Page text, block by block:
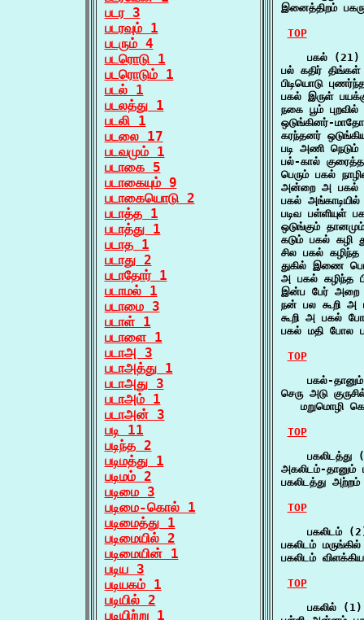
படர 3
படரவும் 1
படரும் 4
படரொடு 1
படரொடும் 1
படல் 1
படலத்து 1
படலி 1
படலை 17
படவமும் 1
படாகை 5
படாகையும் 9
படாகையொடு 2
படாத்த 1
படாத்து 1
படாத 1
படாது 2
படாதோர் 1
படாமல் 1
படாமை 3
படாள் 1
படாளை 1
படாஅ 3
படாஅத்து 1
படாஅது 3
படாஅம் 1
படாஅன் 3
படி 11
படிந்த 2
படிமத்து 1
படிமம் 2
படிமை 3
படிமை-கொல் 1
படிமைத்து 1
படிமையில் 2
படிமையின் 1
படிய 3
படியகம் 1
படியில் 2
படியிற்று 1
இனைத்திறம்
TOP
    பகல் (21)
பல் கதிர்
பிடியொடு
பகல் இருள்
நகை பூம்
ஒடுங்கினர்-
கரந்தனர்
படி அணி
பல்-கால்
பெரும் பகல்
அன்றை அ பகல்
பகல்
படிவ
ஒடுங்கும்
கடும் பகல் கழி
சில பகல்
துகில் இணை
அ பகல் கழிந்த
இன்ப பேர் அறை
நன் பல கூறி அ
கூறி அ பகல்
பகல் மதி போல
TOP
பகல்-
செரு அடு
மறுமொழி
TOP
பகலிடத்து
அகலிடம்-தானும்
பகலிடத்து
TOP
பகலிடம்
பகலிடம்
பகலிடம்
TOP
    பகலில் (1)